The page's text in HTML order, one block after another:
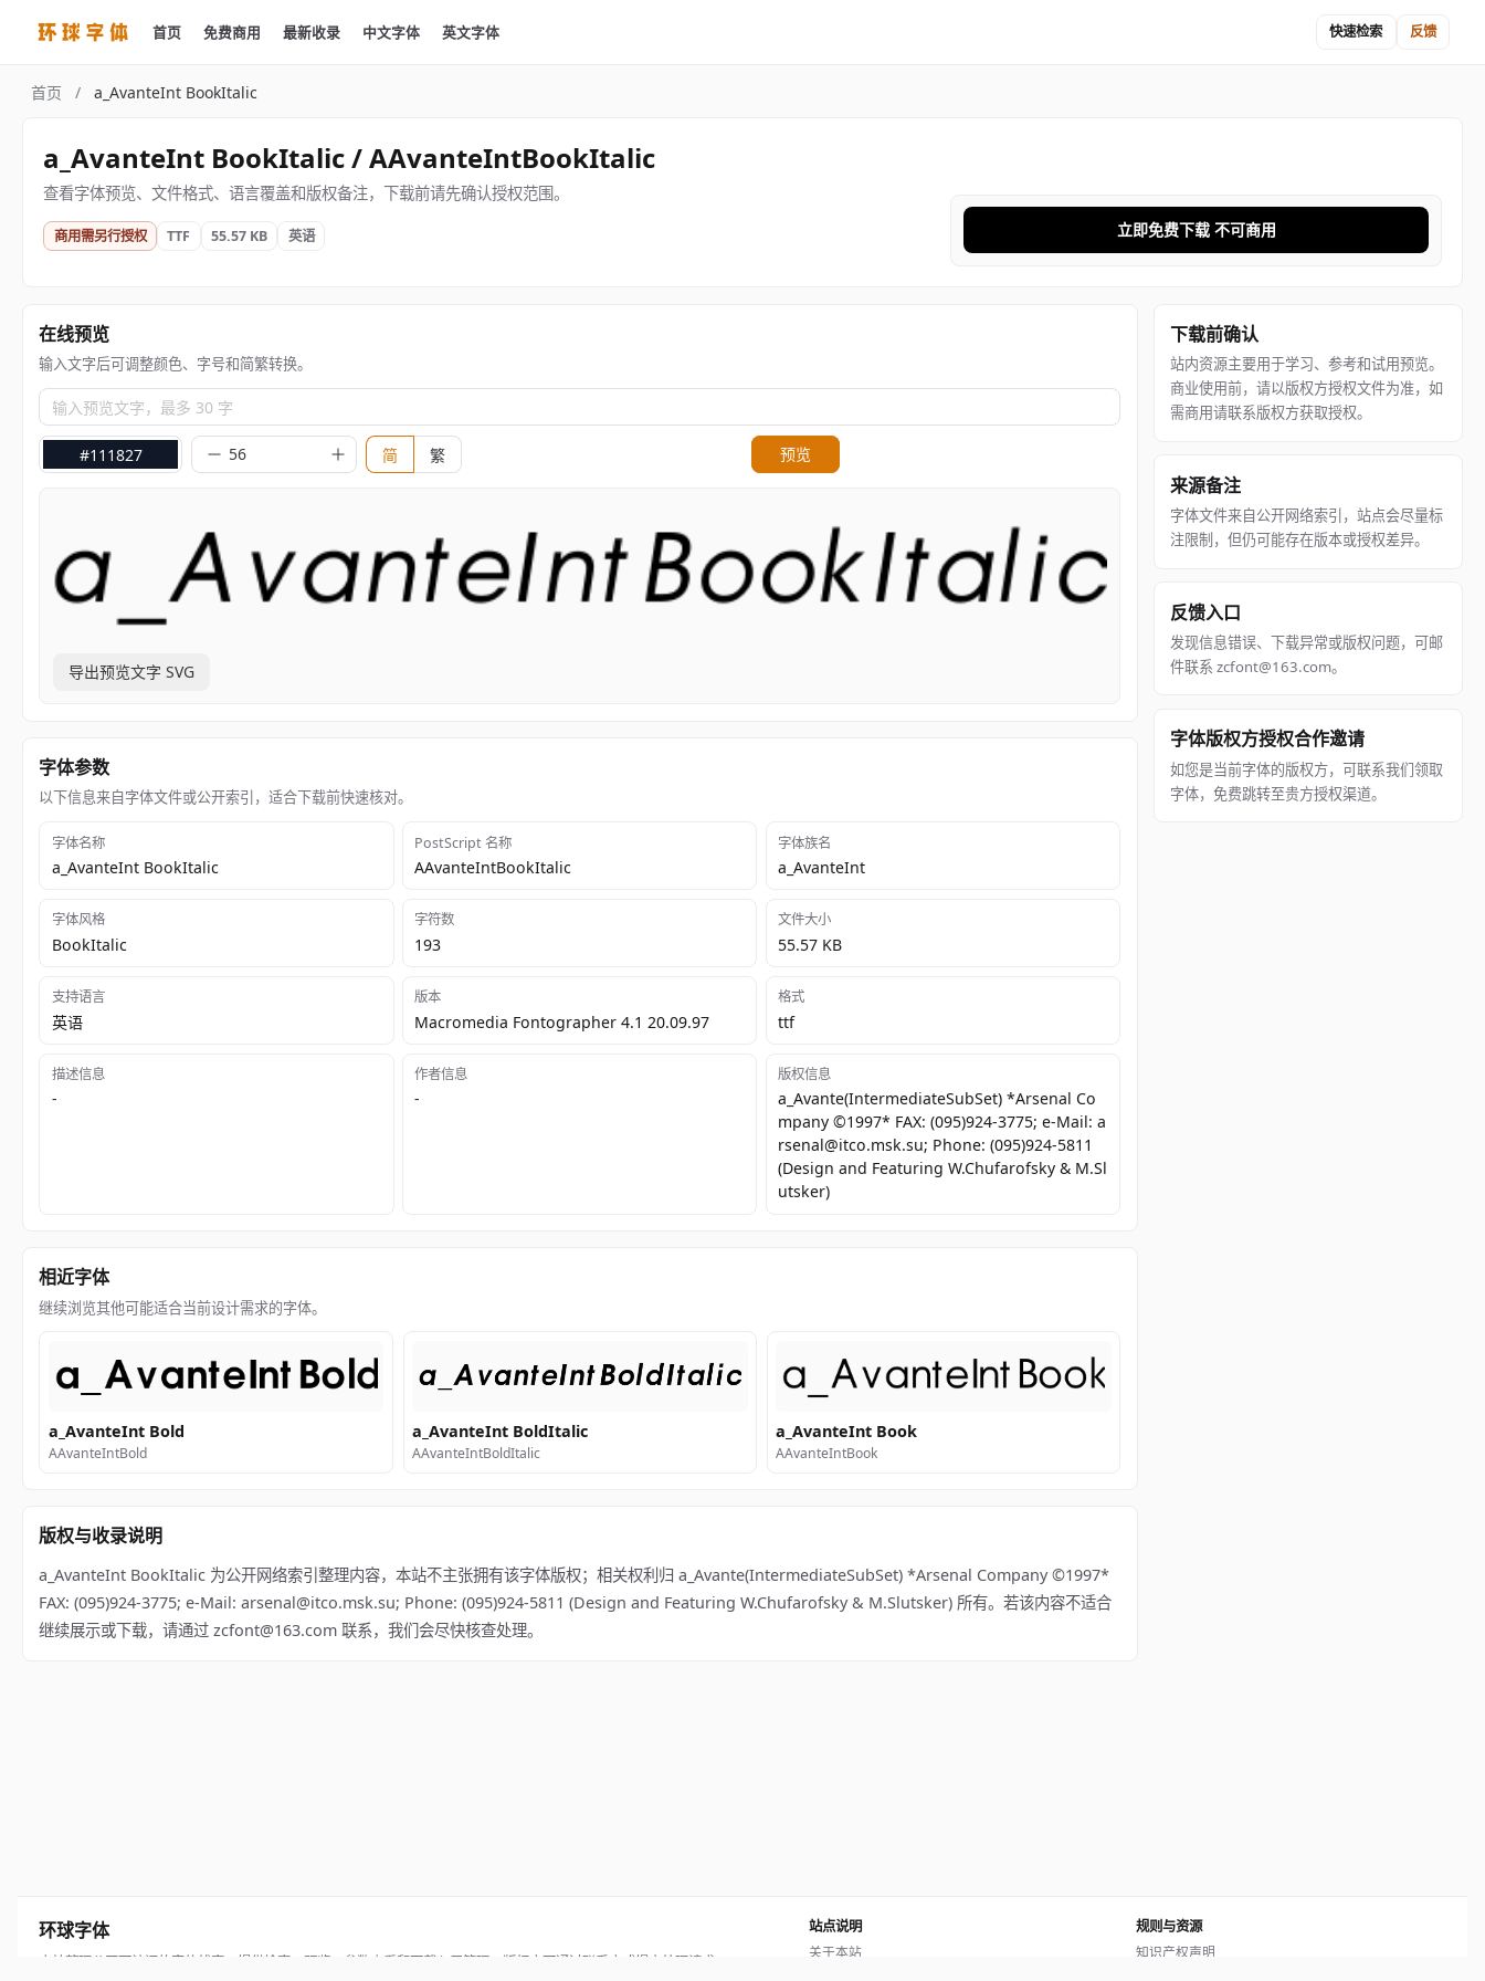
首页 免费商用 最新收录 中文字体 英文字体 快速检索 反馈
首页 / a_AvanteInt BookItalic
a_AvanteInt BookItalic / AAvanteIntBookItalic
查看字体预览、文件格式、语言覆盖和版权备注，下载前请先确认授权范围。
商用需另行授权 TTF 55.57 KB 英语 立即免费下载 不可商用
在线预览
输入文字后可调整颜色、字号和简繁转换。
输入预览文字，最多 30 字
#111827 简 繁 预览
导出预览文字 SVG
字体参数
以下信息来自字体文件或公开索引，适合下载前快速核对。
字体名称
a_AvanteInt BookItalic
PostScript 名称
AAvanteIntBookItalic
字体族名
a_AvanteInt
字体风格
BookItalic
字符数
193
文件大小
55.57 KB
支持语言
英语
版本
Macromedia Fontographer 4.1 20.09.97
格式
ttf
描述信息
-
作者信息
-
版权信息
a_Avante(IntermediateSubSet) *Arsenal Co
mpany ©1997* FAX: (095)924-3775; e-Mail: a
rsenal@itco.msk.su; Phone: (095)924-5811
(Design and Featuring W.Chufarofsky & M.Sl
utsker)
相近字体
继续浏览其他可能适合当前设计需求的字体。
a_AvanteInt Bold
AAvanteIntBold
a_AvanteInt BoldItalic
AAvanteIntBoldItalic
a_AvanteInt Book
AAvanteIntBook
版权与收录说明
a_AvanteInt BookItalic 为公开网络索引整理内容，本站不主张拥有该字体版权；相关权利归 a_Avante(IntermediateSubSet) *Arsenal Company ©1997*
FAX: (095)924-3775; e-Mail: arsenal@itco.msk.su; Phone: (095)924-5811 (Design and Featuring W.Chufarofsky & M.Slutsker) 所有。若该内容不适合
继续展示或下载，请通过 zcfont@163.com 联系，我们会尽快核查处理。
下载前确认
站内资源主要用于学习、参考和试用预览。
商业使用前，请以版权方授权文件为准，如
需商用请联系版权方获取授权。
来源备注
字体文件来自公开网络索引，站点会尽量标
注限制，但仍可能存在版本或授权差异。
反馈入口
发现信息错误、下载异常或版权问题，可邮
件联系 zcfont@163.com。
字体版权方授权合作邀请
如您是当前字体的版权方，可联系我们领取
字体，免费跳转至贵方授权渠道。
环球字体
本站整理公开可访问的字体线索，提供检索、预览、参数查看和下载入口管理。版权方可通过联系方式提交处理请求。
站点说明
关于本站
规则与资源
知识产权声明